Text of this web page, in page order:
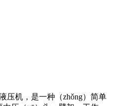
压机，是一种（zhǒng）简单